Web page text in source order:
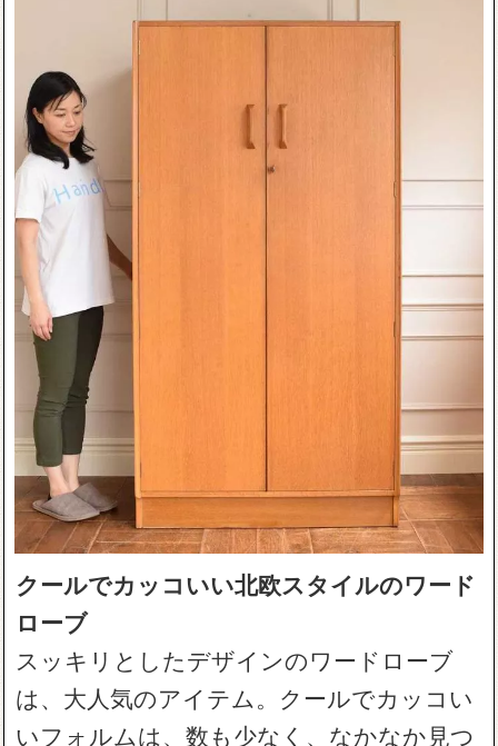
クールでカッコいい北欧スタイルのワード
ローブ
スッキリとしたデザインのワードローブ
は、大人気のアイテム。クールでカッコい
いフォルムは、数も少なく、なかなか見つ